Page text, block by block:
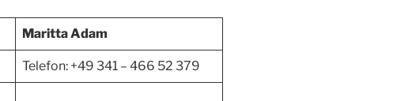
Maritta Adam
Telefon: +49 341 – 466 52 379